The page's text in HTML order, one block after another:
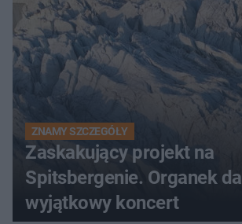
ZNAMY SZCZEGÓŁY
Zaskakujący projekt na
Spitsbergenie. Organek da
wyjątkowy koncert